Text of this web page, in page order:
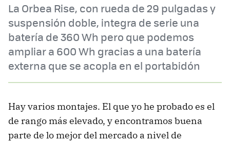
La Orbea Rise, con rueda de 29 pulgadas y
suspensión doble, integra de serie una
batería de 360 Wh pero que podemos
ampliar a 600 Wh gracias a una batería
externa que se acopla en el portabidón
Hay varios montajes. El que yo he probado es el
de rango más elevado, y encontramos buena
parte de lo mejor del mercado a nivel de